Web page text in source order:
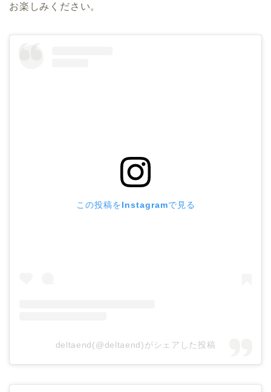
お楽しみください。
この投稿をInstagramで見る
deltaend(@deltaend)がシェアした投稿